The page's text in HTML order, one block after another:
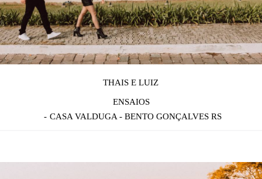
THAIS E LUIZ
ENSAIOS
CASA VALDUGA - BENTO GONÇALVES RS